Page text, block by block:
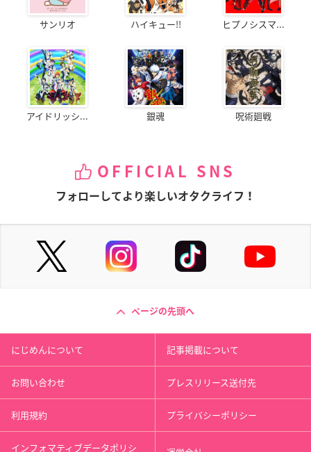
サンリオ ハイキュー!! ヒプノシスマ...
アイドリッシ... 銀魂 呪術廻戦
OFFICIAL SNS
フォローしてより楽しいオタクライフ！
ページの先頭へ
にじめんについて 記事掲載について
お問い合わせ プレスリリース送付先
利用規約 プライバシーポリシー
インフォマティブデータポリシ